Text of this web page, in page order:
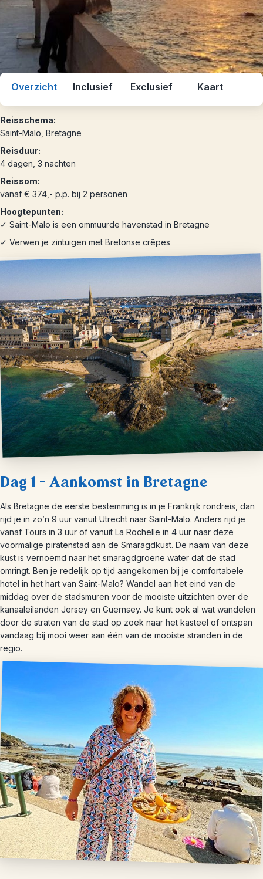
Overzicht Inclusief Exclusief Kaart
Reisschema:
Saint-Malo, Bretagne
Reisduur:
4 dagen, 3 nachten
Reissom:
vanaf € 374,- p.p. bij 2 personen
Hoogtepunten:
✓ Saint-Malo is een ommuurde havenstad in Bretagne
✓ Verwen je zintuigen met Bretonse crêpes
Dag 1 – Aankomst in Bretagne
Als Bretagne de eerste bestemming is in je Frankrijk rondreis, dan
rijd je in zo’n 9 uur vanuit Utrecht naar Saint-Malo. Anders rijd je
vanaf Tours in 3 uur of vanuit La Rochelle in 4 uur naar deze
voormalige piratenstad aan de Smaragdkust. De naam van deze
kust is vernoemd naar het smaragdgroene water dat de stad
omringt. Ben je redelijk op tijd aangekomen bij je comfortabele
hotel in het hart van Saint-Malo? Wandel aan het eind van de
middag over de stadsmuren voor de mooiste uitzichten over de
kanaaleilanden Jersey en Guernsey. Je kunt ook al wat wandelen
door de straten van de stad op zoek naar het kasteel of ontspan
vandaag bij mooi weer aan één van de mooiste stranden in de
regio.